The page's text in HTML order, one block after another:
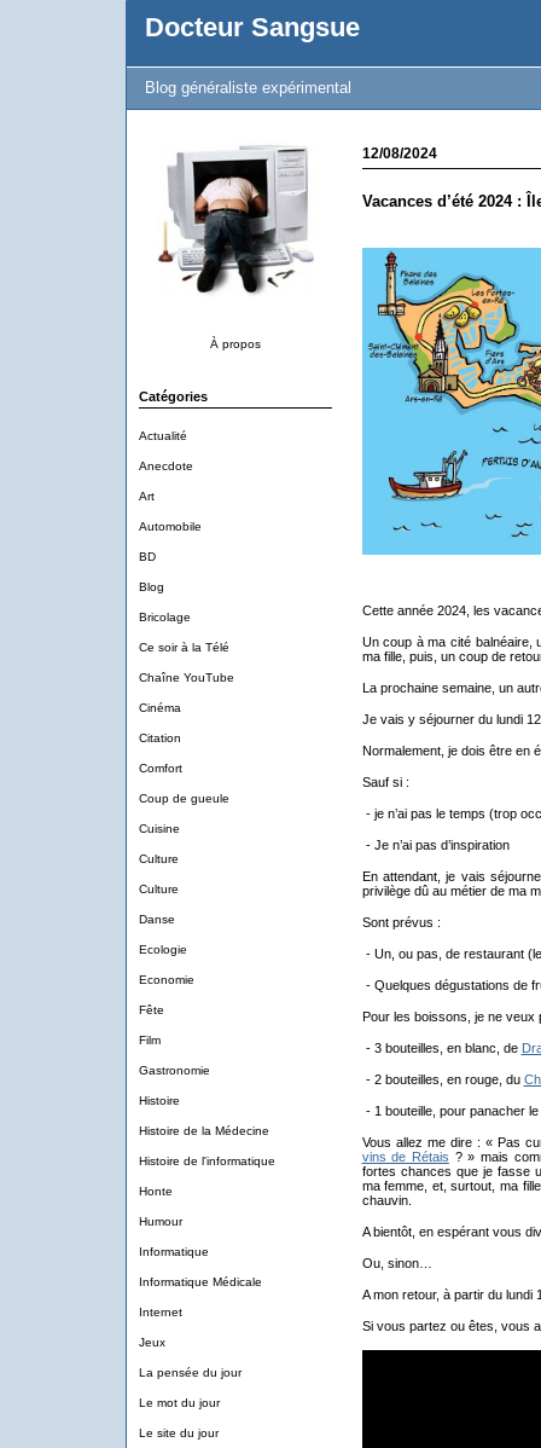
Docteur Sangsue
Blog généraliste expérimental
À propos
Catégories
Actualité
Anecdote
Art
Automobile
BD
Blog
Bricolage
Ce soir à la Télé
Chaîne YouTube
Cinéma
Citation
Comfort
Coup de gueule
Cuisine
Culture
Culture
Danse
Ecologie
Economie
Fête
Film
Gastronomie
Histoire
Histoire de la Médecine
Histoire de l'informatique
Honte
Humour
Informatique
Informatique Médicale
Internet
Jeux
La pensée du jour
Le mot du jour
Le site du jour
12/08/2024
Vacances d’été 2024 :
Cette année 2024, les
Un coup à ma cité balnéaire,
ma fille, puis, un coup de
La prochaine semaine, un
Je vais y séjourner du lundi
Normalement, je dois être en
Sauf si :
- je n’ai pas le temps (trop
- Je n’ai pas d’inspiration
En attendant, je vais
privilège dû au métier de ma
Sont prévus :
- Un, ou pas, de restaurant
- Quelques dégustations de
Pour les boissons, je ne veux
- 3 bouteilles, en blanc, de
- 2 bouteilles, en rouge, du
- 1 bouteille, pour panacher
Vous allez me dire : « Pas
vins de Rétais ? » mais
fortes chances que je fasse
ma femme, et, surtout, ma
chauvin.
A bientôt, en espérant vous
Ou, sinon…
A mon retour, à partir du lundi
Si vous partez ou êtes, vous